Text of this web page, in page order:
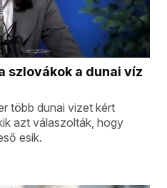
szlovákok a dunai víz
több dunai vizet kért
azt válaszolták, hogy
esik.